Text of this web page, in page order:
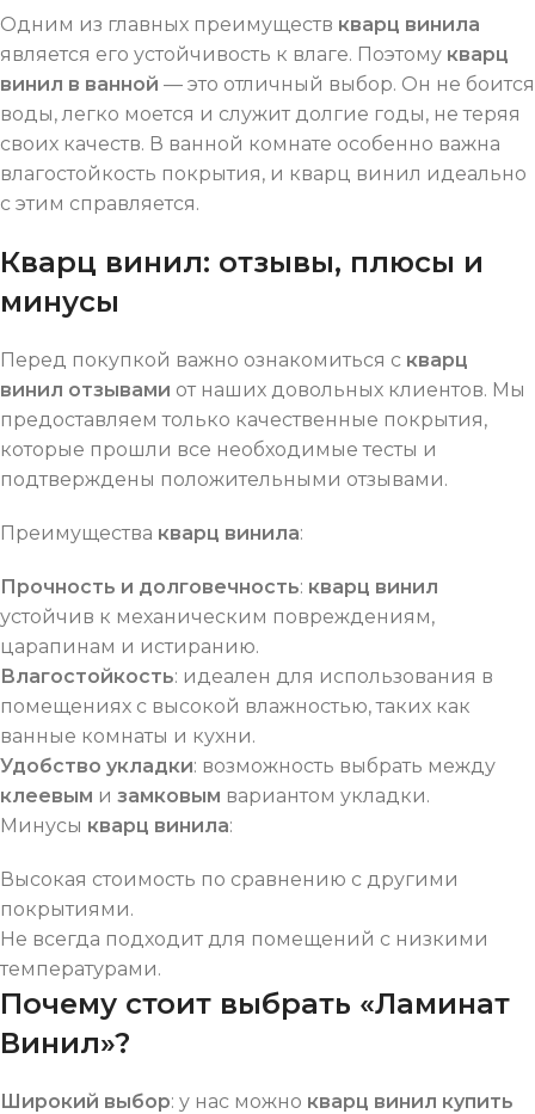
Одним из главных преимуществ кварц винила
является его устойчивость к влаге. Поэтому кварц
винил в ванной — это отличный выбор. Он не боится
воды, легко моется и служит долгие годы, не теряя
своих качеств. В ванной комнате особенно важна
влагостойкость покрытия, и кварц винил идеально
с этим справляется.
Кварц винил: отзывы, плюсы и
минусы
Перед покупкой важно ознакомиться с кварц
винил отзывами от наших довольных клиентов. Мы
предоставляем только качественные покрытия,
которые прошли все необходимые тесты и
подтверждены положительными отзывами.
Преимущества кварц винила:
Прочность и долговечность: кварц винил
устойчив к механическим повреждениям,
царапинам и истиранию.
Влагостойкость: идеален для использования в
помещениях с высокой влажностью, таких как
ванные комнаты и кухни.
Удобство укладки: возможность выбрать между
клеевым и замковым вариантом укладки.
Минусы кварц винила:
Высокая стоимость по сравнению с другими
покрытиями.
Не всегда подходит для помещений с низкими
температурами.
Почему стоит выбрать «Ламинат
Винил»?
Широкий выбор: у нас можно кварц винил купить